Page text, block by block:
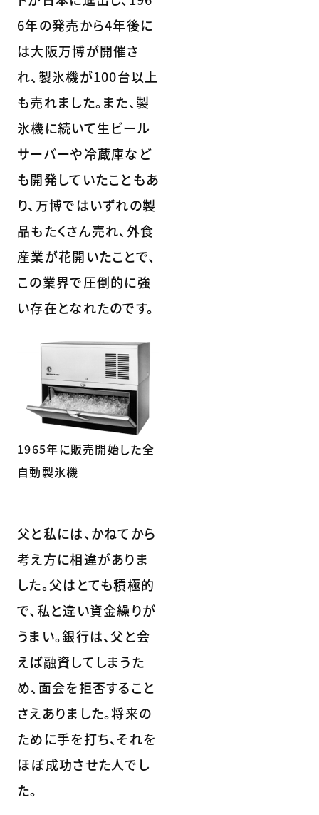
6年の発売から4年後に
は大阪万博が開催さ
れ、製氷機が100台以上
も売れました。また、製
氷機に続いて生ビール
サーバーや冷蔵庫など
も開発していたこともあ
り、万博ではいずれの製
品もたくさん売れ、外食
産業が花開いたことで、
この業界で圧倒的に強
い存在となれたのです。
1965年に販売開始した全
自動製氷機
父と私には、かねてから
考え方に相違がありま
した。父はとても積極的
で、私と違い資金繰りが
うまい。銀行は、父と会
えば融資してしまうた
め、面会を拒否すること
さえありました。将来の
ために手を打ち、それを
ほぼ成功させた人でし
た。